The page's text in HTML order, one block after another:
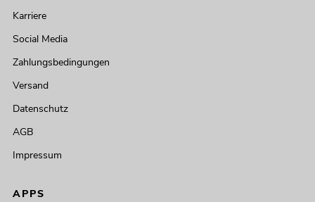
Karriere
Social Media
Zahlungsbedingungen
Versand
Datenschutz
AGB
Impressum
APPS